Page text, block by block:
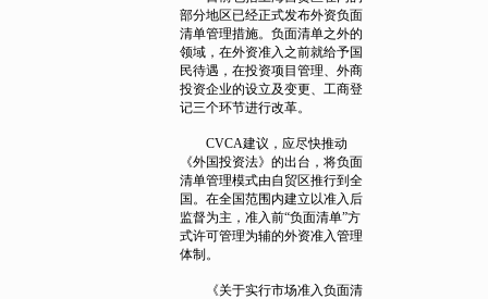
部分地区已经正式发布外资负面
清单管理措施。负面清单之外的
领域，在外资准入之前就给予国
民待遇，在投资项目管理、外商
投资企业的设立及变更、工商登
记三个环节进行改革。
CVCA建议，应尽快推动
《外国投资法》的出台，将负面
清单管理模式由自贸区推行到全
国。在全国范围内建立以准入后
监督为主，准入前“负面清单”方
式许可管理为辅的外资准入管理
体制。
《关于实行市场准入负面清